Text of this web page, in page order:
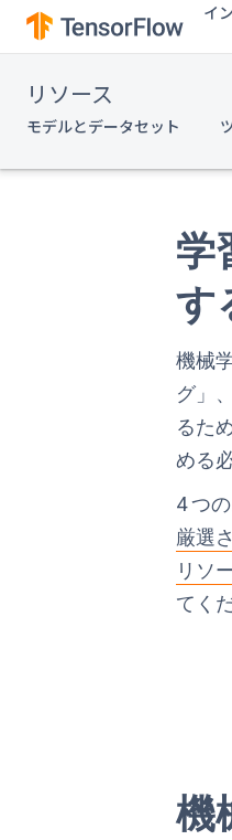
イ
リソース
モデルとデータセット
学
す
機械
グ」
るた
める
4 つ
厳選
リソ
てく
機